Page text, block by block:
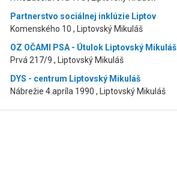
Partnerstvo sociálnej inklúzie Liptov
Komenského 10 , Liptovský Mikuláš
OZ OČAMI PSA - Útulok Liptovský Mikuláš
Prvá 217/9 , Liptovský Mikuláš
DYS - centrum Liptovský Mikuláš
Nábrežie 4.apríla 1990 , Liptovský Mikuláš